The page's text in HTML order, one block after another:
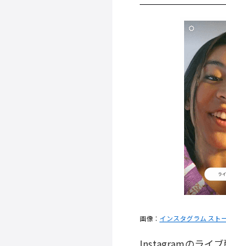
画像： インスタグラム スト